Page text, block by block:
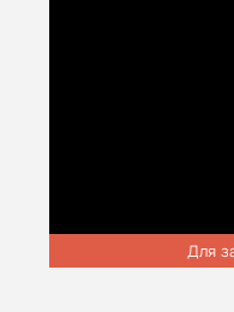
Для